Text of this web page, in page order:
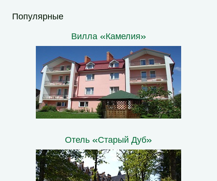
Популярные
Вилла «Камелия»
Отель «Старый Дуб»